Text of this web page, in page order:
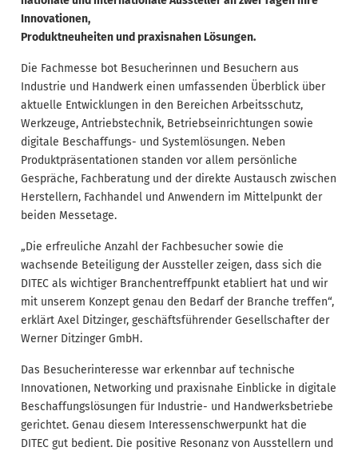
Innovationen,
Produktneuheiten und praxisnahen Lösungen.
Die Fachmesse bot Besucherinnen und Besuchern aus
Industrie und Handwerk einen umfassenden Überblick über
aktuelle Entwicklungen in den Bereichen Arbeitsschutz,
Werkzeuge, Antriebstechnik, Betriebseinrichtungen sowie
digitale Beschaffungs- und Systemlösungen. Neben
Produktpräsentationen standen vor allem persönliche
Gespräche, Fachberatung und der direkte Austausch zwischen
Herstellern, Fachhandel und Anwendern im Mittelpunkt der
beiden Messetage.
„Die erfreuliche Anzahl der Fachbesucher sowie die
wachsende Beteiligung der Aussteller zeigen, dass sich die
DITEC als wichtiger Branchentreffpunkt etabliert hat und wir
mit unserem Konzept genau den Bedarf der Branche treffen“,
erklärt Axel Ditzinger, geschäftsführender Gesellschafter der
Werner Ditzinger GmbH.
Das Besucherinteresse war erkennbar auf technische
Innovationen, Networking und praxisnahe Einblicke in digitale
Beschaffungslösungen für Industrie- und Handwerksbetriebe
gerichtet. Genau diesem Interessenschwerpunkt hat die
DITEC gut bedient. Die positive Resonanz von Ausstellern und